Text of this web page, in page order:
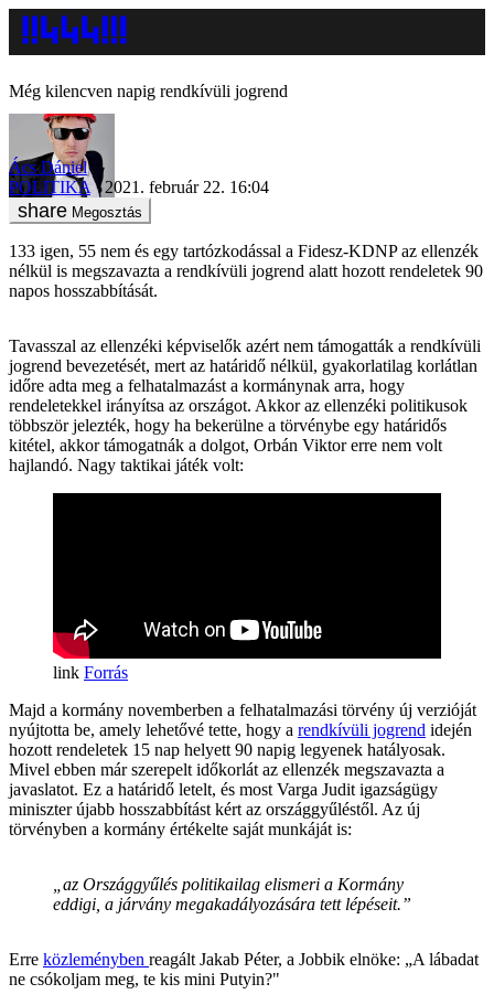
Még kilencven napig rendkívüli jogrend
Ács Dániel
POLITIKA
2021. február 22. 16:04
Megosztás
133 igen, 55 nem és egy tartózkodással a Fidesz-KDNP az ellenzék
nélkül is megszavazta a rendkívüli jogrend alatt hozott rendeletek 90
napos hosszabbítását.
Tavasszal az ellenzéki képviselők azért nem támogatták a rendkívüli
jogrend bevezetését, mert az határidő nélkül, gyakorlatilag korlátlan
időre adta meg a felhatalmazást a kormánynak arra, hogy
rendeletekkel irányítsa az országot. Akkor az ellenzéki politikusok
többször jelezték, hogy ha bekerülne a törvénybe egy határidős
kitétel, akkor támogatnák a dolgot, Orbán Viktor erre nem volt
hajlandó. Nagy taktikai játék volt:
Forrás
Majd a kormány novemberben a felhatalmazási törvény új verzióját
nyújtotta be, amely lehetővé tette, hogy a rendkívüli jogrend idején
hozott rendeletek 15 nap helyett 90 napig legyenek hatályosak.
Mivel ebben már szerepelt időkorlát az ellenzék megszavazta a
javaslatot. Ez a határidő letelt, és most Varga Judit igazságügy
miniszter újabb hosszabbítást kért az országgyűléstől. Az új
törvényben a kormány értékelte saját munkáját is:
„az Országgyűlés politikailag elismeri a Kormány
eddigi, a járvány megakadályozására tett lépéseit.”
Erre közleményben reagált Jakab Péter, a Jobbik elnöke: „A lábadat
ne csókoljam meg, te kis mini Putyin?"